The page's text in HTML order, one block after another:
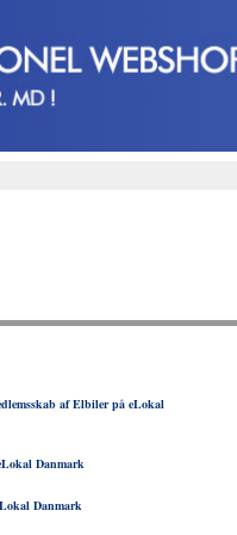
af Elbiler på eLokal
Danmark
Danmark